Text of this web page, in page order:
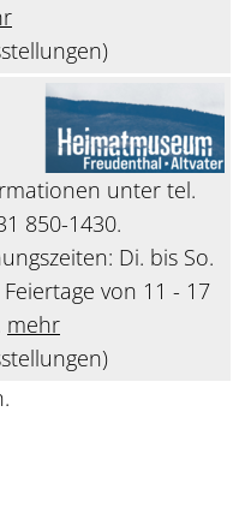
unter tel.
850-1430.
Di. bis So.
von 11 - 17
mehr